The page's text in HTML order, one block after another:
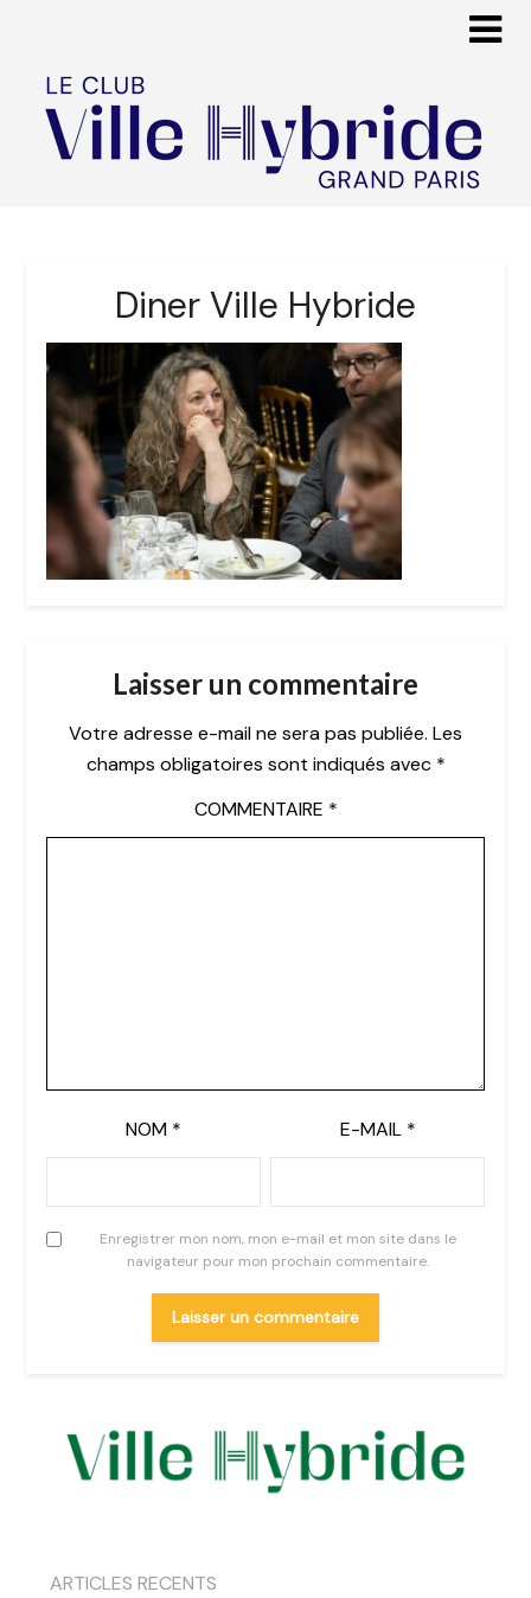
Diner Ville Hybride
Laisser un commentaire
Votre adresse e-mail ne sera pas publiée. Les
champs obligatoires sont indiqués avec *
COMMENTAIRE *
NOM * E-MAIL *
Enregistrer mon nom, mon e-mail et mon site dans le
navigateur pour mon prochain commentaire.
ARTICLES RECENTS